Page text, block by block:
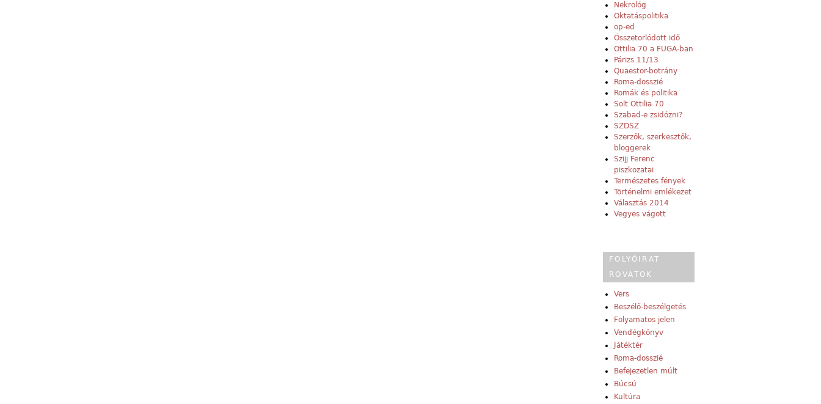
Nekrológ
Oktatáspolitika
op-ed
Összetorlódott idő
Ottilia 70 a FUGA-ban
Párizs 11/13
Quaestor-botrány
Roma-dosszié
Romák és politika
Solt Ottilia 70
Szabad-e zsidózni?
SZDSZ
Szerzők, szerkesztők,
bloggerek
Szijj Ferenc
piszkozatai
Természetes fények
Történelmi emlékezet
Választás 2014
Vegyes vágott
FOLYÓIRAT
ROVATOK
Vers
Beszélő-beszélgetés
Folyamatos jelen
Vendégkönyv
Játéktér
Roma-dosszié
Befejezetlen múlt
Búcsú
Kultúra